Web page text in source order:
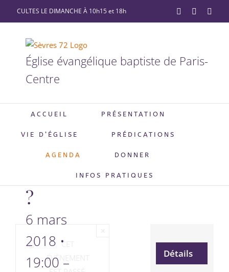
Passer
au
CULTES LE DIMANCHE À 10h15 et 18h YouTubeFacebook
Église évangélique baptiste de Paris-
Centre
ACCUEIL PRÉSENTATION
VIE D’ÉGLISE PRÉDICATIONS
AGENDA DONNER
INFOS PRATIQUES
CET
ÉVÈNEMENT
Zoom
sur Jésus
: Qui voit
vraiment
?
6 mars
2018 •
19:00 –
Détails